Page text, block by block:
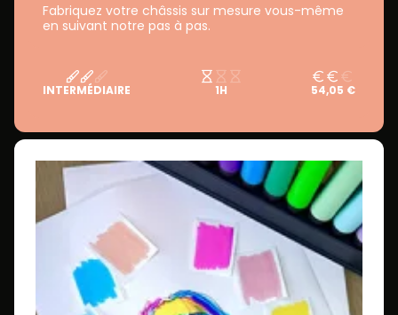
Fabriquez votre châssis sur mesure vous-même
en suivant notre pas à pas.
INTERMÉDIAIRE 1H 54,05 €